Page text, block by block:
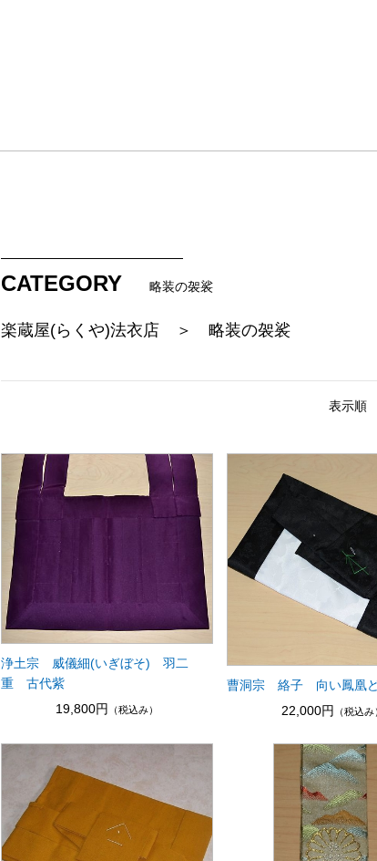
CATEGORY 略装の袈裟
楽蔵屋(らくや)法衣店 ＞ 略装の袈裟
表示順
浄土宗 威儀細(いぎぼそ) 羽二
重 古代紫
19,800円
（税込み）
曹洞宗 絡子 向い鳳凰
22,000円
（税込み